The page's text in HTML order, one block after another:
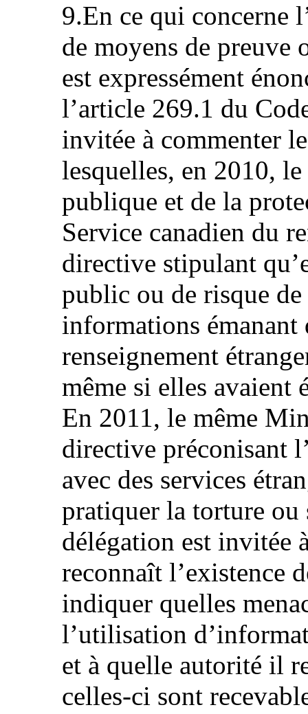
9.En ce qui concerne
de moyens de preuve
est expressément
l’article 269.1 du
invitée à commenter
lesquelles, en 2010,
publique et de la
Service canadien du
directive stipulant
public ou de risque
informations émanant
renseignement
même si elles avaient
En 2011, le même
directive préconisant
avec des services
pratiquer la torture ou
délégation est invitée
reconnaît l’existence
indiquer quelles
l’utilisation
et à quelle autorité il
celles-ci sont